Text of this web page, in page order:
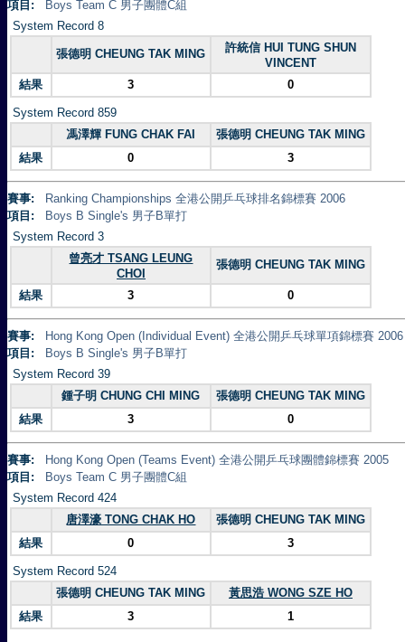
項目:
Boys Team C 男子團體C組
System Record 8
張德明 CHEUNG TAK MING
許統信 HUI TUNG SHUN
VINCENT
結果
3 0
System Record 859
馮澤輝 FUNG CHAK FAI
張德明 CHEUNG TAK MING
結果
0 3
賽事:
Ranking Championships 全港公開乒乓球排名錦標賽 2006
項目:
Boys B Single's 男子B單打
System Record 3
曾亮才 TSANG LEUNG
CHOI
張德明 CHEUNG TAK MING
結果 3 0
賽事:
Hong Kong Open (Individual Event) 全港公開乒乓球單項錦標賽 2006
項目:
Boys B Single's 男子B單打
System Record 39
鍾子明 CHUNG CHI MING
張德明 CHEUNG TAK MING
結果
3 0
賽事:
Hong Kong Open (Teams Event) 全港公開乒乓球團體錦標賽 2005
項目:
Boys Team C 男子團體C組
System Record 424
唐澤濠 TONG CHAK HO
張德明 CHEUNG TAK MING
結果
0 3
System Record 524
張德明 CHEUNG TAK MING
黃思浩 WONG SZE HO
結果
3 1